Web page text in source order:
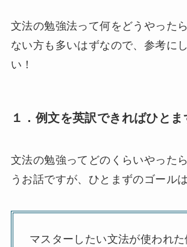
文法の勉強法って何をどうやった
ない方も多いはずなので、参考に
い！
１．例文を英訳できればひとま
文法の勉強ってどのくらいやった
うお話ですが、ひとまずのゴールは
マスターしたい文法が使われ